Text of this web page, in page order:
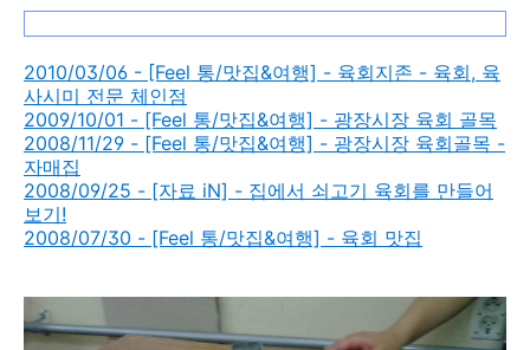
2010/03/06 - [Feel 통/맛집&여행] - 육회지존 - 육회, 육
사시미 전문 체인점
2009/10/01 - [Feel 통/맛집&여행] - 광장시장 육회 골목
2008/11/29 - [Feel 통/맛집&여행] - 광장시장 육회골목 -
자매집
2008/09/25 - [자료 iN] - 집에서 쇠고기 육회를 만들어
보기!
2008/07/30 - [Feel 통/맛집&여행] - 육회 맛집